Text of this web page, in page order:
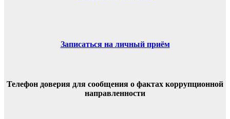
Записаться на личный приём
Телефон доверия для сообщения о фактах коррупционной
направленности